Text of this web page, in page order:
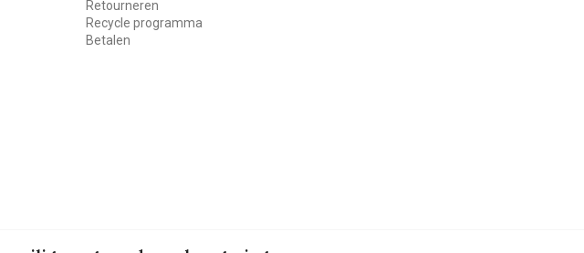
Retourneren
Recycle programma
Betalen